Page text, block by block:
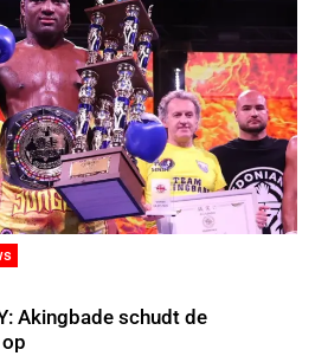
Akingbade schudt de